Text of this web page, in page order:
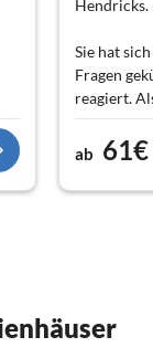
Hendricks.
Sie hat
Fragen
reagiert.
Anfang.
als
ab 61€